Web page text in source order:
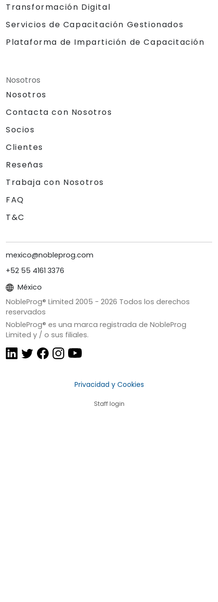
Transformación Digital
Servicios de Capacitación Gestionados
Plataforma de Impartición de Capacitación
Nosotros
Nosotros
Contacta con Nosotros
Socios
Clientes
Reseñas
Trabaja con Nosotros
FAQ
T&C
mexico@nobleprog.com
+52 55 4161 3376
México
NobleProg® Limited 2005 - 2026 Todos los derechos
reservados
NobleProg® es una marca registrada de NobleProg
Limited y / o sus filiales.
Privacidad y Cookies
Staff login